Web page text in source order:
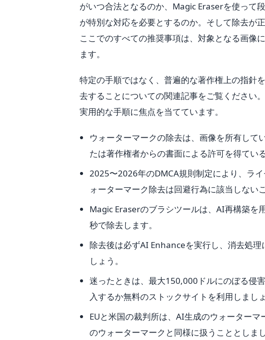
がいつ合法となるのか、Magic Eraserを使って
が特別な対応を必要とするのか。そして除去が
ここでのすべての推奨事項は、対象となる画像
ます。
特定の手順ではなく、普遍的な著作権上の指針
去することについての関連記事をご覧ください
実用的な手順に焦点を当てています。
ウォーターマークの除去は、画像を所有して
たは著作権者からの書面による許可を得てい
2025〜2026年のDMCA規則制定により、ラ
ォーターマーク除去は回避行為に該当しない
Magic Eraserのブラシツールは、AI再構築を
秒で除去します。
除去後は必ずAI Enhanceを実行し、消去処
しょう。
迷ったときは、最大150,000ドルにのぼる侵
入するか無料のストックサイトを利用しましょ
EUと米国の裁判所は、AI生成のウォーター
のウォーターマークと同様に扱うこととしまし